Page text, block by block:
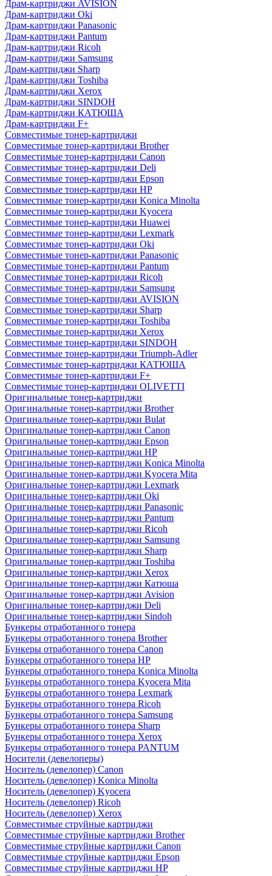
Драм-картриджи AVISION
Драм-картриджи Oki
Драм-картриджи Panasonic
Драм-картриджи Pantum
Драм-картриджи Ricoh
Драм-картриджи Samsung
Драм-картриджи Sharp
Драм-картриджи Toshiba
Драм-картриджи Xerox
Драм-картриджи SINDOH
Драм-картриджи КАТЮША
Драм-картриджи F+
Совместимые тонер-картриджи
Совместимые тонер-картриджи Brother
Совместимые тонер-картриджи Canon
Совместимые тонер-картриджи Deli
Совместимые тонер-картриджи Epson
Совместимые тонер-картриджи HP
Совместимые тонер-картриджи Konica Minolta
Совместимые тонер-картриджи Kyocera
Совместимые тонер-картриджи Huawei
Совместимые тонер-картриджи Lexmark
Совместимые тонер-картриджи Oki
Совместимые тонер-картриджи Panasonic
Совместимые тонер-картриджи Pantum
Совместимые тонер-картриджи Ricoh
Совместимые тонер-картриджи Samsung
Совместимые тонер-картриджи AVISION
Совместимые тонер-картриджи Sharp
Совместимые тонер-картриджи Toshiba
Совместимые тонер-картриджи Xerox
Совместимые тонер-картриджи SINDOH
Совместимые тонер-картриджи Triumph-Adler
Совместимые тонер-картриджи КАТЮША
Совместимые тонер-картриджи F+
Совместимые тонер-картриджи OLIVETTI
Оригинальные тонер-картриджи
Оригинальные тонер-картриджи Brother
Оригинальные тонер-картриджи Bulat
Оригинальные тонер-картриджи Canon
Оригинальные тонер-картриджи Epson
Оригинальные тонер-картриджи HP
Оригинальные тонер-картриджи Konica Minolta
Оригинальные тонер-картриджи Kyocera Mita
Оригинальные тонер-картриджи Lexmark
Оригинальные тонер-картриджи Oki
Оригинальные тонер-картриджи Panasonic
Оригинальные тонер-картриджи Pantum
Оригинальные тонер-картриджи Ricoh
Оригинальные тонер-картриджи Samsung
Оригинальные тонер-картриджи Sharp
Оригинальные тонер-картриджи Toshiba
Оригинальные тонер-картриджи Xerox
Оригинальные тонер-картриджи Катюша
Оригинальные тонер-картриджи Avision
Оригинальные тонер-картриджи Deli
Оригинальные тонер-картриджи Sindoh
Бункеры отработанного тонера
Бункеры отработанного тонера Brother
Бункеры отработанного тонера Canon
Бункеры отработанного тонера HP
Бункеры отработанного тонера Konica Minolta
Бункеры отработанного тонера Kyocera Mita
Бункеры отработанного тонера Lexmark
Бункеры отработанного тонера Ricoh
Бункеры отработанного тонера Samsung
Бункеры отработанного тонера Sharp
Бункеры отработанного тонера Xerox
Бункеры отработанного тонера PANTUM
Носители (девелоперы)
Носитель (девелопер) Canon
Носитель (девелопер) Konica Minolta
Носитель (девелопер) Kyocera
Носитель (девелопер) Ricoh
Носитель (девелопер) Xerox
Совместимые струйные картриджи
Совместимые струйные картриджи Brother
Совместимые струйные картриджи Canon
Совместимые струйные картриджи Epson
Совместимые струйные картриджи HP